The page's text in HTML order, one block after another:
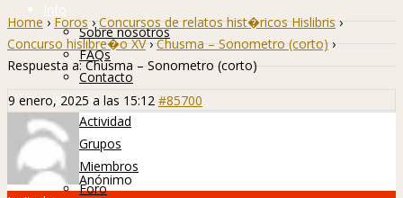
Info
Sobre nosotros
FAQs
Contacto
Hislibreños
Actividad
Grupos
Miembros
Foro
Home › Foros › Concursos de relatos hist�ricos Hislibris ›
Concurso hislibre�o XV › Chusma – Sonometro (corto) ›
Respuesta a: Chusma – Sonometro (corto)
9 enero, 2025 a las 15:12 #85700
Anónimo